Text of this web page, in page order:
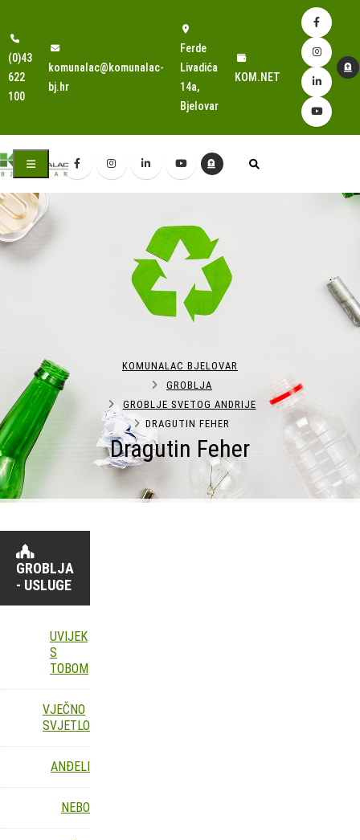
(0)43
622
100
komunalac@komunalac-
bj.hr
Ferde
Livadića
14a,
Bjelovar
KOM.NET
Dragutin Feher
KOMUNALAC BJELOVAR
GROBLJA
GROBLJE SVETOG ANDRIJE
DRAGUTIN FEHER
GROBLJA
- USLUGE
UVIJEK
S
TOBOM
VJEČNO
SVJETLO
ANĐELI
NEBO